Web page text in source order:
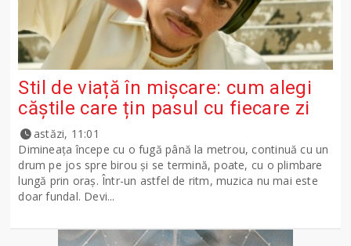
Stil de viață în mișcare: cum alegi
căștile care țin pasul cu fiecare zi
astăzi, 11:01
Dimineața începe cu o fugă până la metrou, continuă cu un
drum pe jos spre birou și se termină, poate, cu o plimbare
lungă prin oraș. Într-un astfel de ritm, muzica nu mai este
doar fundal. Devi...